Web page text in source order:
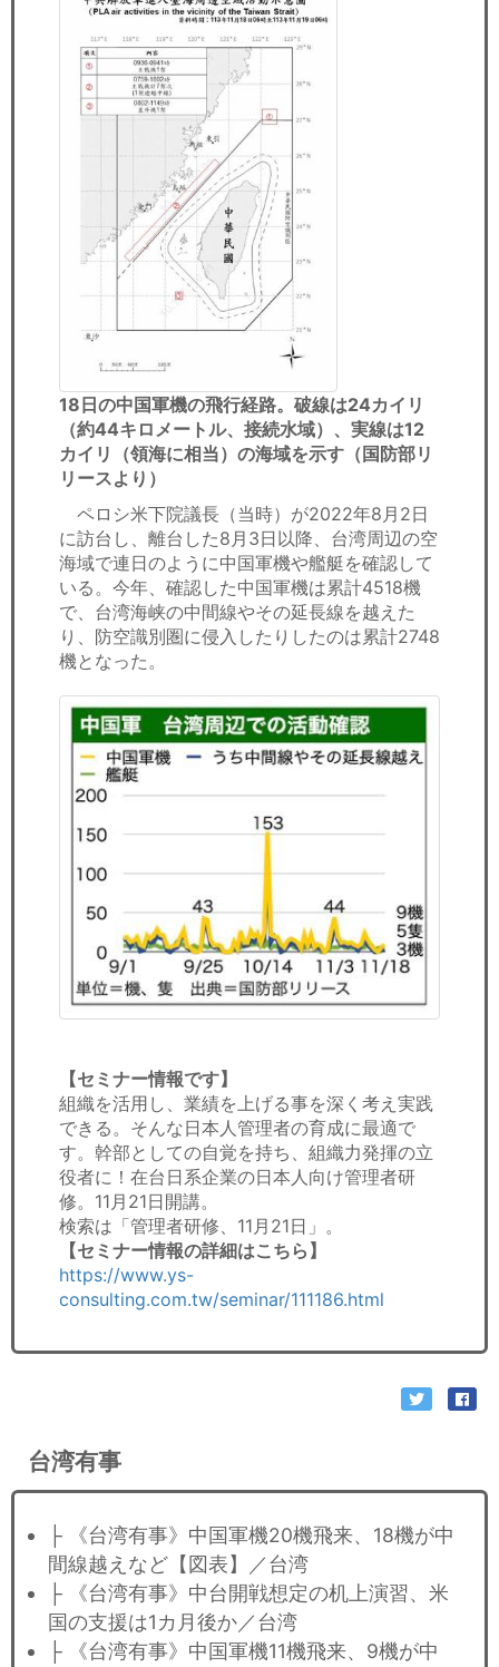
18日の中国軍機の飛行経路。破線は24カイリ
（約44キロメートル、接続水域）、実線は12
カイリ（領海に相当）の海域を示す（国防部リ
リースより）
ペロシ米下院議長（当時）が2022年8月2日
に訪台し、離台した8月3日以降、台湾周辺の空
海域で連日のように中国軍機や艦艇を確認して
いる。今年、確認した中国軍機は累計4518機
で、台湾海峡の中間線やその延長線を越えた
り、防空識別圏に侵入したりしたのは累計2748
機となった。
【セミナー情報です】
組織を活用し、業績を上げる事を深く考え実践
できる。そんな日本人管理者の育成に最適で
す。幹部としての自覚を持ち、組織力発揮の立
役者に！在台日系企業の日本人向け管理者研
修。11月21日開講。
検索は「管理者研修、11月21日」。
【セミナー情報の詳細はこちら】
https://www.ys-
consulting.com.tw/seminar/111186.html
台湾有事
├ 《台湾有事》中国軍機20機飛来、18機が中
間線越えなど【図表】／台湾
├ 《台湾有事》中台開戦想定の机上演習、米
国の支援は1カ月後か／台湾
├ 《台湾有事》中国軍機11機飛来、9機が中